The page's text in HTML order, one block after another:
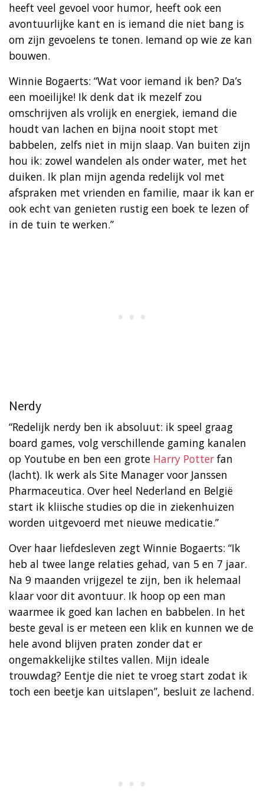
heeft veel gevoel voor humor, heeft ook een
avontuurlijke kant en is iemand die niet bang is
om zijn gevoelens te tonen. Iemand op wie ze kan
bouwen.
Winnie Bogaerts: “Wat voor iemand ik ben? Da’s
een moeilijke! Ik denk dat ik mezelf zou
omschrijven als vrolijk en energiek, iemand die
houdt van lachen en bijna nooit stopt met
babbelen, zelfs niet in mijn slaap. Van buiten zijn
hou ik: zowel wandelen als onder water, met het
duiken. Ik plan mijn agenda redelijk vol met
afspraken met vrienden en familie, maar ik kan er
ook echt van genieten rustig een boek te lezen of
in de tuin te werken.”
Nerdy
“Redelijk nerdy ben ik absoluut: ik speel graag
board games, volg verschillende gaming kanalen
op Youtube en ben een grote Harry Potter fan
(lacht). Ik werk als Site Manager voor Janssen
Pharmaceutica. Over heel Nederland en België
start ik kliische studies op die in ziekenhuizen
worden uitgevoerd met nieuwe medicatie.”
Over haar liefdesleven zegt Winnie Bogaerts: “Ik
heb al twee lange relaties gehad, van 5 en 7 jaar.
Na 9 maanden vrijgezel te zijn, ben ik helemaal
klaar voor dit avontuur. Ik hoop op een man
waarmee ik goed kan lachen en babbelen. In het
beste geval is er meteen een klik en kunnen we de
hele avond blijven praten zonder dat er
ongemakkelijke stiltes vallen. Mijn ideale
trouwdag? Eentje die niet te vroeg start zodat ik
toch een beetje kan uitslapen”, besluit ze lachend.